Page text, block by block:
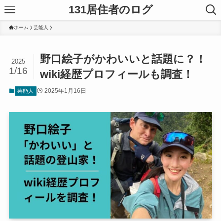
131居住者のログ
ホーム 芸能人
野口絵子がかわいいと話題に？！
wiki経歴プロフィールも調査！
2025
1/16
芸能人 2025年1月16日